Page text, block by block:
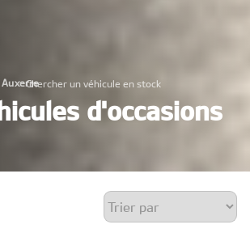
Auxerre
›
Chercher un véhicule en stock
d'occasions